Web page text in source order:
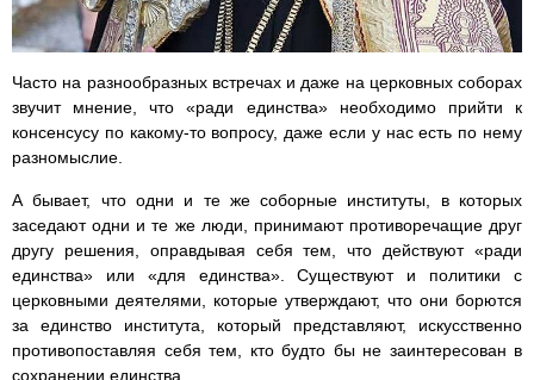
Часто на разнообразных встречах и даже на церковных соборах
звучит мнение, что «ради единства» необходимо прийти к
консенсусу по какому-то вопросу, даже если у нас есть по нему
разномыслие.
А бывает, что одни и те же соборные институты, в которых
заседают одни и те же люди, принимают противоречащие друг
другу решения, оправдывая себя тем, что действуют «ради
единства» или «для единства». Существуют и политики с
церковными деятелями, которые утверждают, что они борются
за единство института, который представляют, искусственно
противопоставляя себя тем, кто будто бы не заинтересован в
сохранении единства.